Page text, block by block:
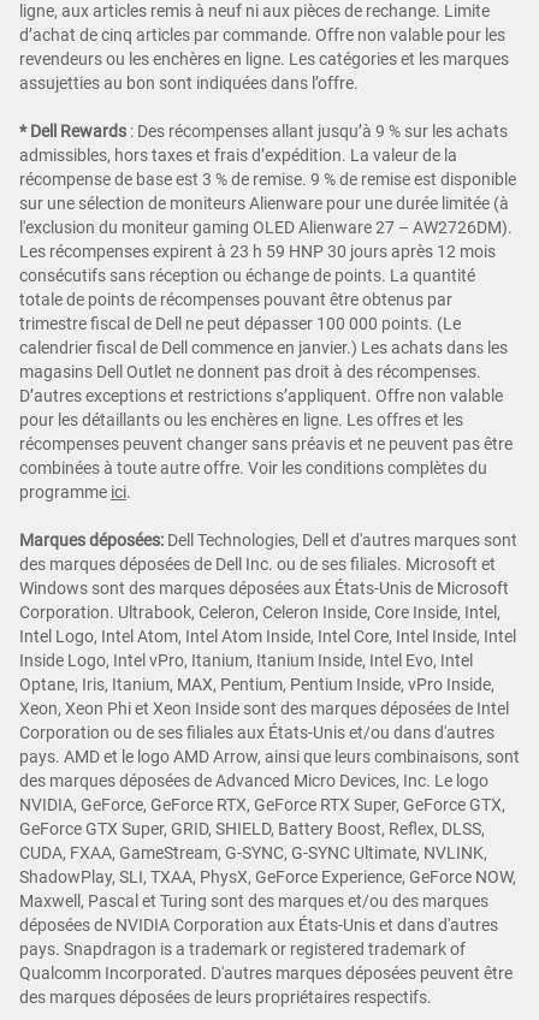
ligne, aux articles remis à neuf ni aux pièces de rechange. Limite
d’achat de cinq articles par commande. Offre non valable pour les
revendeurs ou les enchères en ligne. Les catégories et les marques
assujetties au bon sont indiquées dans l’offre.
* Dell Rewards : Des récompenses allant jusqu’à 9 % sur les achats
admissibles, hors taxes et frais d’expédition. La valeur de la
récompense de base est 3 % de remise. 9 % de remise est disponible
sur une sélection de moniteurs Alienware pour une durée limitée (à
l'exclusion du moniteur gaming OLED Alienware 27 – AW2726DM).
Les récompenses expirent à 23 h 59 HNP 30 jours après 12 mois
consécutifs sans réception ou échange de points. La quantité
totale de points de récompenses pouvant être obtenus par
trimestre fiscal de Dell ne peut dépasser 100 000 points. (Le
calendrier fiscal de Dell commence en janvier.) Les achats dans les
magasins Dell Outlet ne donnent pas droit à des récompenses.
D’autres exceptions et restrictions s’appliquent. Offre non valable
pour les détaillants ou les enchères en ligne. Les offres et les
récompenses peuvent changer sans préavis et ne peuvent pas être
combinées à toute autre offre. Voir les conditions complètes du
programme ici.
Marques déposées: Dell Technologies, Dell et d'autres marques sont
des marques déposées de Dell Inc. ou de ses filiales. Microsoft et
Windows sont des marques déposées aux États-Unis de Microsoft
Corporation. Ultrabook, Celeron, Celeron Inside, Core Inside, Intel,
Intel Logo, Intel Atom, Intel Atom Inside, Intel Core, Intel Inside, Intel
Inside Logo, Intel vPro, Itanium, Itanium Inside, Intel Evo, Intel
Optane, Iris, Itanium, MAX, Pentium, Pentium Inside, vPro Inside,
Xeon, Xeon Phi et Xeon Inside sont des marques déposées de Intel
Corporation ou de ses filiales aux États-Unis et/ou dans d'autres
pays. AMD et le logo AMD Arrow, ainsi que leurs combinaisons, sont
des marques déposées de Advanced Micro Devices, Inc. Le logo
NVIDIA, GeForce, GeForce RTX, GeForce RTX Super, GeForce GTX,
GeForce GTX Super, GRID, SHIELD, Battery Boost, Reflex, DLSS,
CUDA, FXAA, GameStream, G-SYNC, G-SYNC Ultimate, NVLINK,
ShadowPlay, SLI, TXAA, PhysX, GeForce Experience, GeForce NOW,
Maxwell, Pascal et Turing sont des marques et/ou des marques
déposées de NVIDIA Corporation aux États-Unis et dans d'autres
pays. Snapdragon is a trademark or registered trademark of
Qualcomm Incorporated. D'autres marques déposées peuvent être
des marques déposées de leurs propriétaires respectifs.